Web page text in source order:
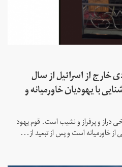
از اسرائیل از سال
با یهودیان خاورمیانه و
دراز و پرفراز و نشیب است. قوم یهود
خاورمیانه است و پس از تبعید از...